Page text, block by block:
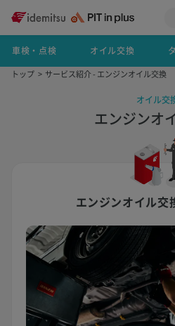
車検・点検 オイル交換
トップ サービス紹介 - エンジンオイル交換
オイル交
エンジンオ
エンジンオイル交